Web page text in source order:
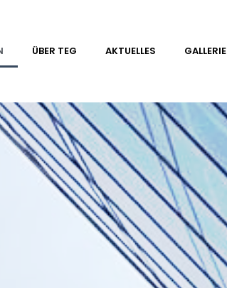
ÜBER TEG AKTUELLES GALLERIE